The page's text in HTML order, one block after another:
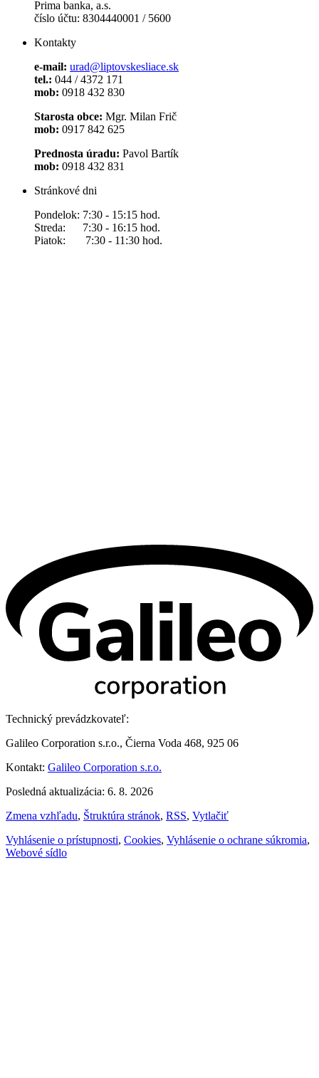
Prima banka, a.s.
číslo účtu: 8304440001 / 5600
Kontakty
e-mail: urad@liptovskesliace.sk
tel.: 044 / 4372 171
mob: 0918 432 830
Starosta obce: Mgr. Milan Frič
mob: 0917 842 625
Prednosta úradu: Pavol Bartík
mob: 0918 432 831
Stránkové dni
Pondelok: 7:30 - 15:15 hod.
Streda: 7:30 - 16:15 hod.
Piatok: 7:30 - 11:30 hod.
Technický prevádzkovateľ:
Galileo Corporation s.r.o., Čierna Voda 468, 925 06
Kontakt: Galileo Corporation s.r.o.
Posledná aktualizácia: 6. 8. 2026
Zmena vzhľadu, Štruktúra stránok, RSS, Vytlačiť
Vyhlásenie o prístupnosti, Cookies, Vyhlásenie o ochrane súkromia,
Webové sídlo